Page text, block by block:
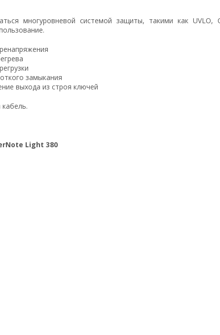
многуровневой системой защиты, такими как
замыкания
выхода из строя ключей
Light 380